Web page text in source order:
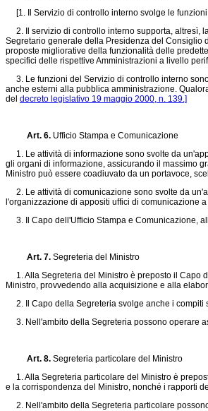
[1. Il Servizio di controllo interno svolge le
2. Il servizio di controllo interno supporta, altresì,
Segretario generale della Presidenza del Consiglio
proposte migliorative della funzionalità delle
specifici delle rispettive Amministrazioni a livello
3. Le funzioni del Servizio di controllo interno
anche esterni alla pubblica amministrazione.
del decreto legislativo 19 maggio 2000, n. 139.]
Art. 6. Ufficio Stampa e Comunicazione
1. Le attività di informazione sono svolte da
gli organi di informazione, assicurando il massimo
Ministro può essere coadiuvato da un portavoce,
2. Le attività di comunicazione sono svolte da
l'organizzazione di appositi uffici di comunicazione
3. Il Capo dell'Ufficio Stampa e Comunicazione,
Art. 7. Segreteria del Ministro
1. Alla Segreteria del Ministro è preposto il Capo
Ministro, provvedendo alla acquisizione e alla
2. Il Capo della Segreteria svolge anche i compiti
3. Nell'ambito della Segreteria possono operare
Art. 8. Segreteria particolare del Ministro
1. Alla Segreteria particolare del Ministro è
e la corrispondenza del Ministro, nonché i rapporti
2. Nell'ambito della Segreteria particolare